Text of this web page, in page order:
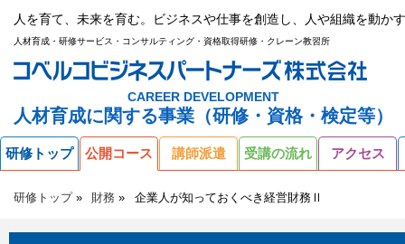
人を育て、未来を育む。ビジネスや仕事を創造し、人や組織を動か
人材育成・研修サービス・コンサルティング・資格取得研修・クレーン教習所
CAREER DEVELOPMENT
人材育成に関する事業（研修・資格・検定等）
研修トップ 公開コース 講師派遣 受講の流れ アクセス
研修トップ 財務 企業人が知っておくべき経営財務Ⅱ